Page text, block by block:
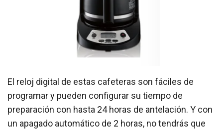
El reloj digital de estas cafeteras son fáciles de
programar y pueden configurar su tiempo de
preparación con hasta 24 horas de antelación. Y con
un apagado automático de 2 horas, no tendrás que